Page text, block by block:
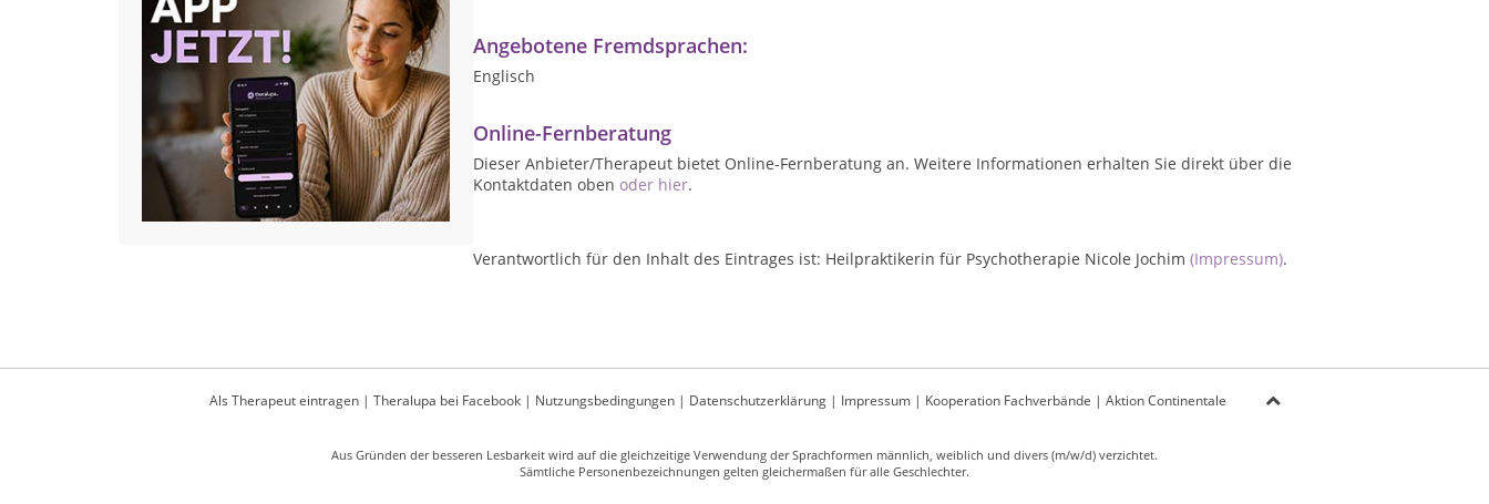
Angebotene Fremdsprachen:
Englisch
Online-Fernberatung
Dieser Anbieter/Therapeut bietet Online-Fernberatung an. Weitere Informationen erhalten Sie direkt über die
Kontaktdaten oben oder hier.
Verantwortlich für den Inhalt des Eintrages ist: Heilpraktikerin für Psychotherapie Nicole Jochim (Impressum).
Als Therapeut eintragen| Theralupa bei Facebook| Nutzungsbedingungen| Datenschutzerklärung| Impressum| Kooperation Fachverbände | Aktion Continentale
Aus Gründen der besseren Lesbarkeit wird auf die gleichzeitige Verwendung der Sprachformen männlich, weiblich und divers (m/w/d) verzichtet.
Sämtliche Personenbezeichnungen gelten gleichermaßen für alle Geschlechter.